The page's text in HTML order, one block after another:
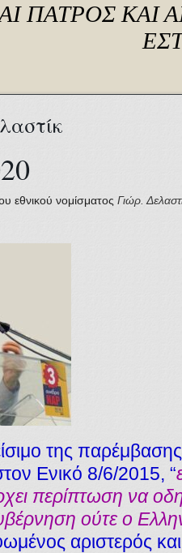
ΠΑΤΡΟΣ ΚΑΙ
εθνικού νομίσματος Γιώρ.
της
Ενικό 8/6/2015, “
περίπτωση να
ούτε ο
αριστερός